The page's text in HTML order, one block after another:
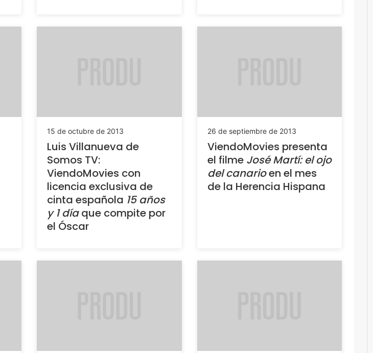
15 de octubre de 2013
Luis Villanueva de
Somos TV:
ViendoMovies con
licencia exclusiva de
cinta española 15 años
y 1 díaque compite por
el Óscar
26 de septiembre de 2013
ViendoMovies presenta
el filme José Martí: el ojo
del canarioen el mes
de la Herencia Hispana